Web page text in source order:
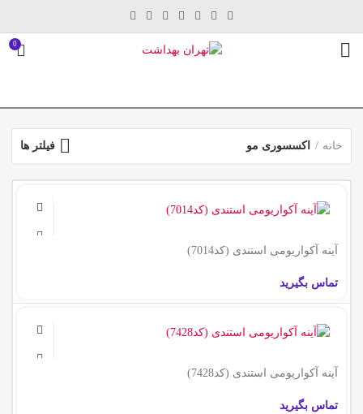
0
خانه اکسسوری مو فیلتر ها
آینه آکواریومی استندی (کد7014)
تماس بگیرید
آینه آکواریومی استندی (کد7428)
تماس بگیرید